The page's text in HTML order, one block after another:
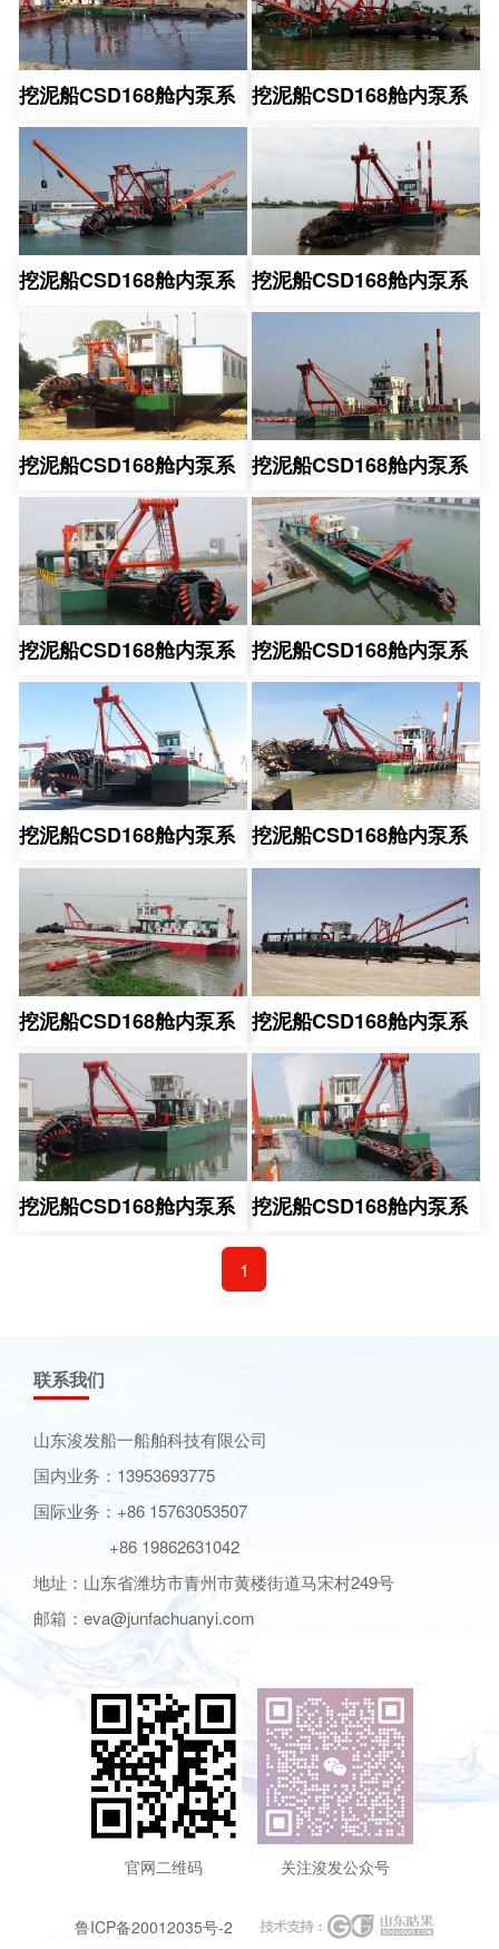
挖泥船CSD168舱内泵系 挖泥船CSD168舱内泵系
挖泥船CSD168舱内泵系 挖泥船CSD168舱内泵系
挖泥船CSD168舱内泵系 挖泥船CSD168舱内泵系
挖泥船CSD168舱内泵系 挖泥船CSD168舱内泵系
挖泥船CSD168舱内泵系 挖泥船CSD168舱内泵系
挖泥船CSD168舱内泵系 挖泥船CSD168舱内泵系
挖泥船CSD168舱内泵系 挖泥船CSD168舱内泵系
1
联系我们
山东浚发船一船舶科技有限公司
国内业务：13953693775
国际业务：+86 15763053507
+86 19862631042
地址：山东省潍坊市青州市黄楼街道马宋村249号
邮箱：eva@junfachuanyi.com
官网二维码 关注浚发公众号
鲁ICP备20012035号-2